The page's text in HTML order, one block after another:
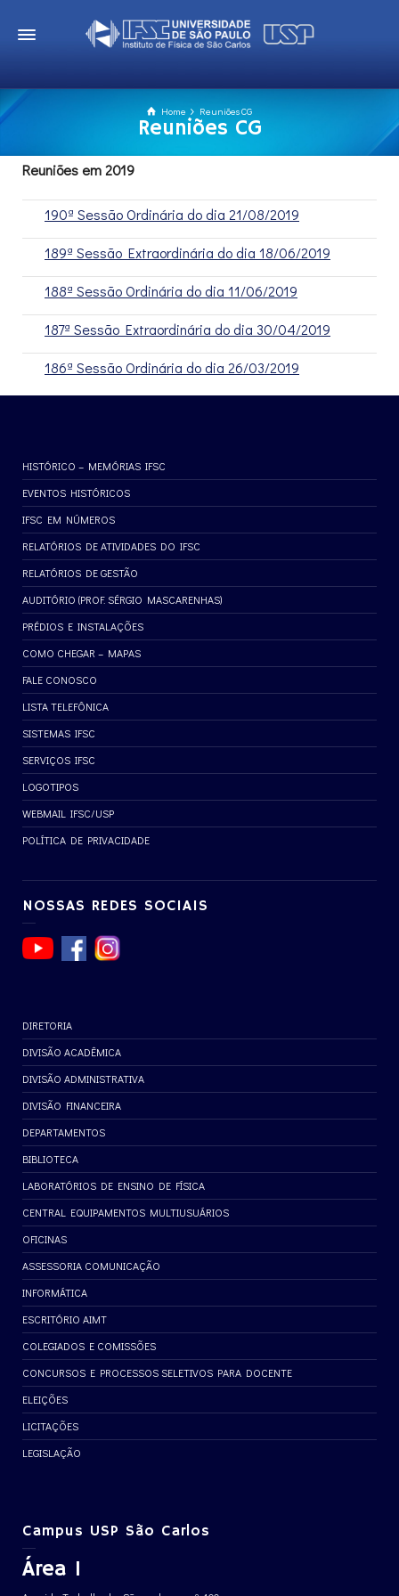
Home Reuniões CG
Reuniões CG
Reuniões em 2019
190ª Sessão Ordinária do dia 21/08/2019
189ª Sessão Extraordinária do dia 18/06/2019
188ª Sessão Ordinária do dia 11/06/2019
187ª Sessão Extraordinária do dia 30/04/2019
186ª Sessão Ordinária do dia 26/03/2019
HISTÓRICO – MEMÓRIAS IFSC
EVENTOS HISTÓRICOS
IFSC EM NÚMEROS
RELATÓRIOS DE ATIVIDADES DO IFSC
RELATÓRIOS DE GESTÃO
AUDITÓRIO (PROF. SÉRGIO MASCARENHAS)
PRÉDIOS E INSTALAÇÕES
COMO CHEGAR – MAPAS
FALE CONOSCO
LISTA TELEFÔNICA
SISTEMAS IFSC
SERVIÇOS IFSC
LOGOTIPOS
WEBMAIL IFSC/USP
POLÍTICA DE PRIVACIDADE
NOSSAS REDES SOCIAIS
DIRETORIA
DIVISÃO ACADÊMICA
DIVISÃO ADMINISTRATIVA
DIVISÃO FINANCEIRA
DEPARTAMENTOS
BIBLIOTECA
LABORATÓRIOS DE ENSINO DE FÍSICA
CENTRAL EQUIPAMENTOS MULTIUSUÁRIOS
OFICINAS
ASSESSORIA COMUNICAÇÃO
INFORMÁTICA
ESCRITÓRIO AIMT
COLEGIADOS E COMISSÕES
CONCURSOS E PROCESSOS SELETIVOS PARA DOCENTE
ELEIÇÕES
LICITAÇÕES
LEGISLAÇÃO
Campus USP São Carlos
Área 1